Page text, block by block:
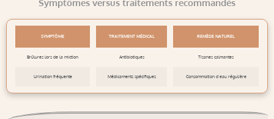
Symptômes versus traitements recommandés
SYMPTÔME TRAITEMENT MÉDICAL REMÈDE NATUREL
Brûlures lors de la miction Antibiotiques Tisanes calmantes
Urination fréquente Médicaments spécifiques Consommation d’eau régulière